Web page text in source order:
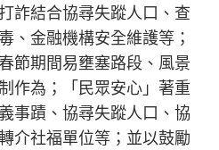
詐結合協尋失蹤人口、查
、金融機構安全維護等；
節期間易壅塞路段、風景
作為；「民眾安心」著重
事蹟、協尋失蹤人口、協
介社福單位等；並以鼓勵